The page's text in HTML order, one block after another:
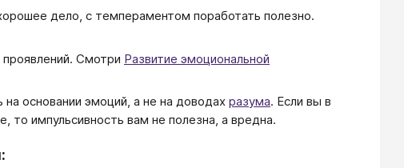
дело, с темпераментом поработать полезно.
проявлений. Смотри Развитие эмоциональной
на основании эмоций, а не на доводах разума. Если вы в
то импульсивность вам не полезна, а вредна.